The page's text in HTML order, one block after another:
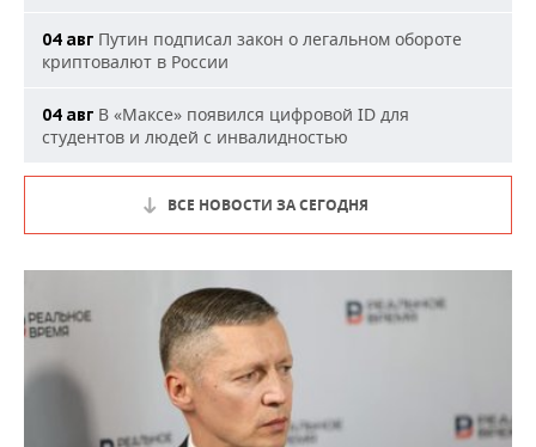
04 авг Путин подписал закон о легальном обороте
криптовалют в России
04 авг В «Максе» появился цифровой ID для
студентов и людей с инвалидностью
ВСЕ НОВОСТИ ЗА СЕГОДНЯ